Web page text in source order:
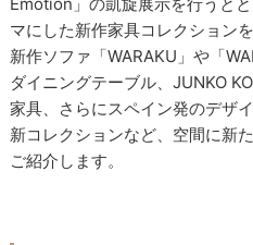
マにした新作家具コレクション
新作ソファ「WARAKU」や「
ダイニングテーブル、JUNKO
家具、さらにスペイン発のデザ
新コレクションなど、空間に新
ご紹介します。